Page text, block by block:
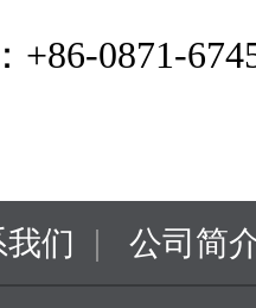
+86-0871-
们 | 公司简